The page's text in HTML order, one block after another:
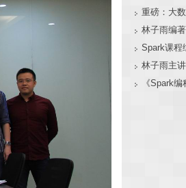
林子雨主